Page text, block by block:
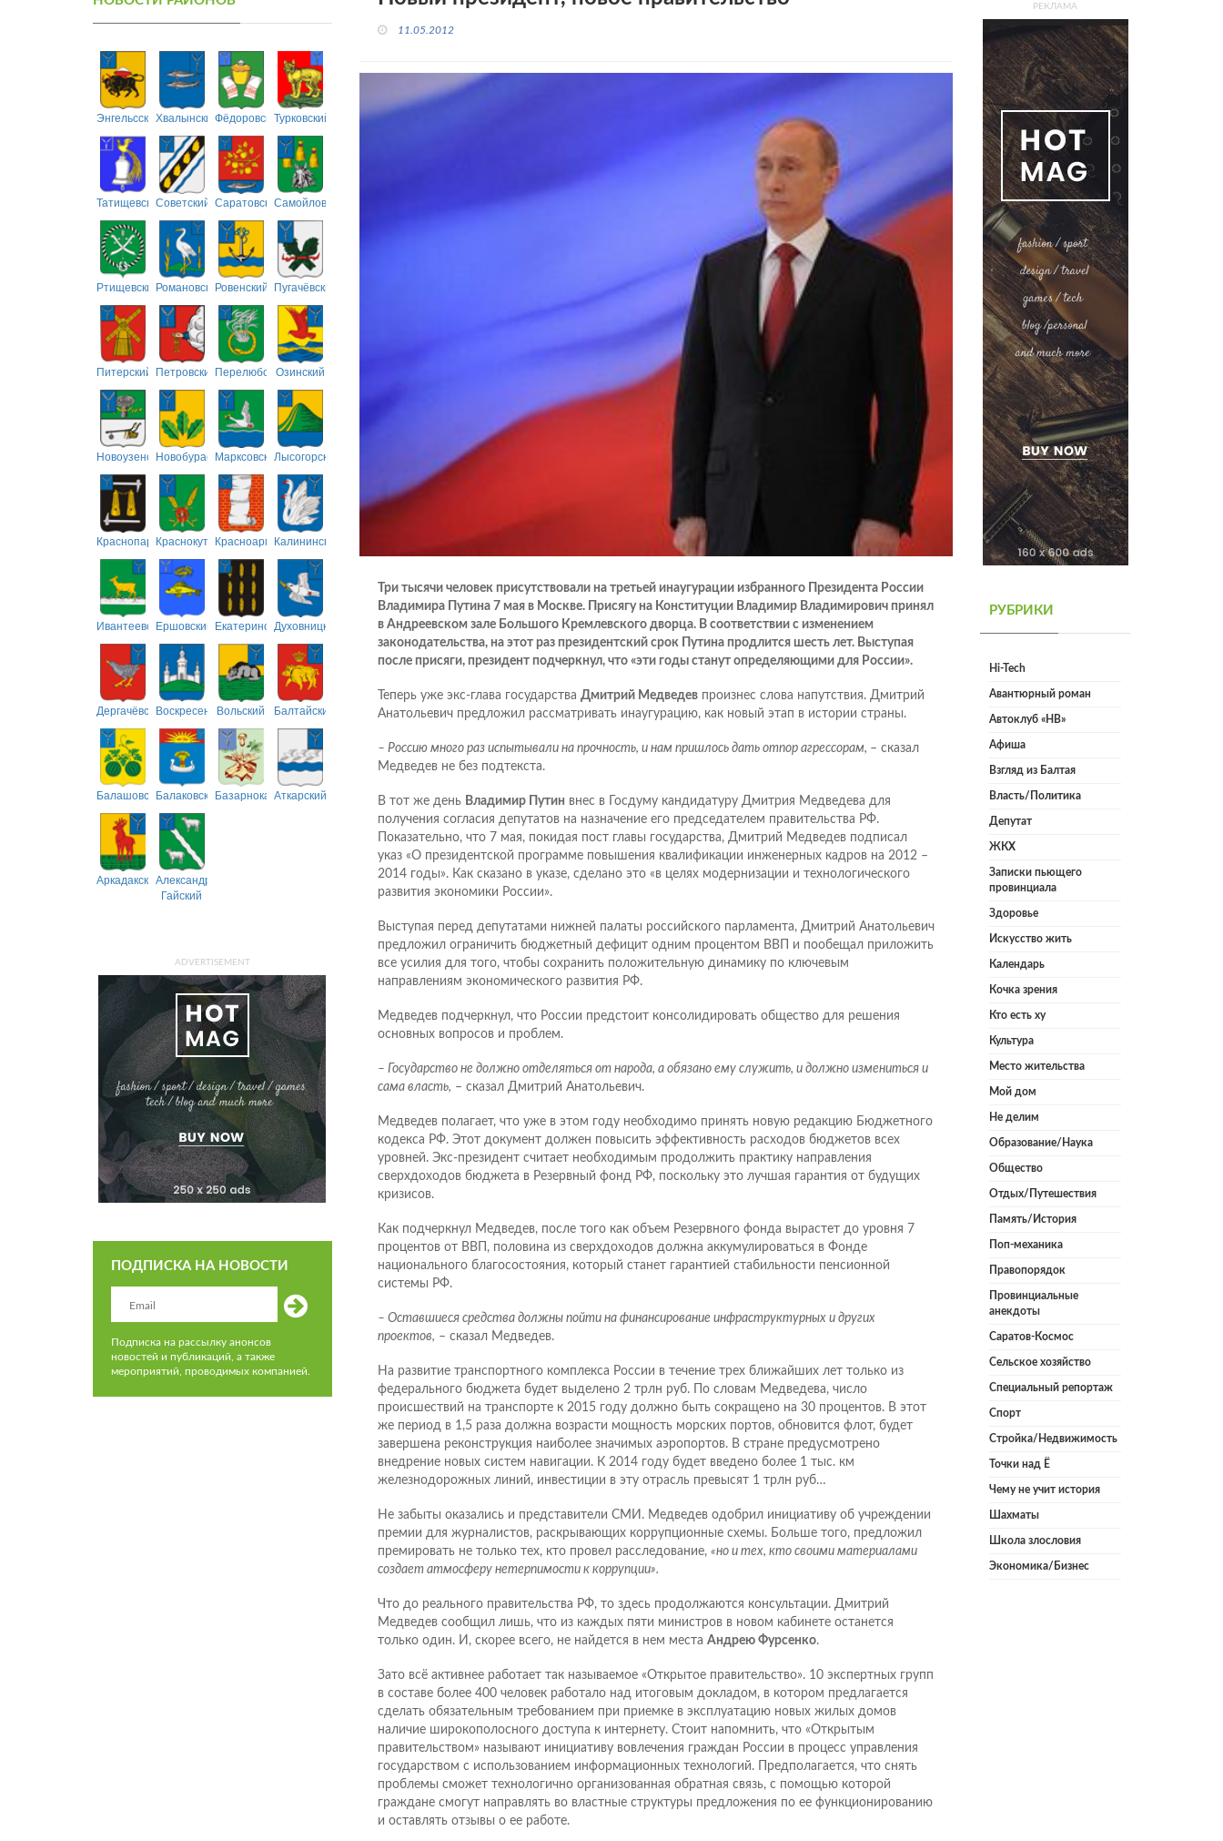
ЭнгельсскийХвалынскийФёдоровскийТурковский
ТатищевскийСоветский СаратовскийСамойловский
РтищевскийРомановскийРовенский Пугачёвский
Питерский ПетровскийПерелюбскийОзинский
НовоузенскийНовобурасскийМарксовскийЛысогорский
Краснопартизанский
КраснокутскийКрасноармейский
Калининский
ИвантеевскийЕршовский ЕкатериновскийДуховницкий
ДергачёвскийВоскресенскийВольский Балтайский
БалашовскийБалаковскийБазарнокарабулакский
Аткарский
АркадакскийАлександрово-
Гайский
ADVERTISEMENT
ПОДПИСКА НА НОВОСТИ
Подписка на рассылку анонсов
новостей и публикаций, а также
мероприятий, проводимых компанией.
11.05.2012
Три тысячи человек присутствовали на третьей инаугурации избранного Президента России
Владимира Путина 7 мая в Москве. Присягу на Конституции Владимир Владимирович принял
в Андреевском зале Большого Кремлевского дворца. В соответствии с изменением
законодательства, на этот раз президентский срок Путина продлится шесть лет. Выступая
после присяги, президент подчеркнул, что «эти годы станут определяющими для России».
Теперь уже экс-глава государства Дмитрий Медведевпроизнес слова напутствия. Дмитрий
Анатольевич предложил рассматривать инаугурацию, как новый этап в истории страны.
– Россию много раз испытывали на прочность, и нам пришлось дать отпор агрессорам, – сказал
Медведев не без подтекста.
В тот же день Владимир Путин внес в Госдуму кандидатуру Дмитрия Медведева для
получения согласия депутатов на назначение его председателем правительства РФ.
Показательно, что 7 мая, покидая пост главы государства, Дмитрий Медведев подписал
указ «О президентской программе повышения квалификации инженерных кадров на 2012 –
2014 годы». Как сказано в указе, сделано это «в целях модернизации и технологического
развития экономики России».
Выступая перед депутатами нижней палаты российского парламента, Дмитрий Анатольевич
предложил ограничить бюджетный дефицит одним процентом ВВП и пообещал приложить
все усилия для того, чтобы сохранить положительную динамику по ключевым
направлениям экономического развития РФ.
Медведев подчеркнул, что России предстоит консолидировать общество для решения
основных вопросов и проблем.
– Государство не должно отделяться от народа, а обязано ему служить, и должно измениться и
сама власть, – сказал Дмитрий Анатольевич.
Медведев полагает, что уже в этом году необходимо принять новую редакцию Бюджетного
кодекса РФ. Этот документ должен повысить эффективность расходов бюджетов всех
уровней. Экс-президент считает необходимым продолжить практику направления
сверхдоходов бюджета в Резервный фонд РФ, поскольку это лучшая гарантия от будущих
кризисов.
Как подчеркнул Медведев, после того как объем Резервного фонда вырастет до уровня 7
процентов от ВВП, половина из сверхдоходов должна аккумулироваться в Фонде
национального благосостояния, который станет гарантией стабильности пенсионной
системы РФ.
– Оставшиеся средства должны пойти на финансирование инфраструктурных и других
проектов, – сказал Медведев.
На развитие транспортного комплекса России в течение трех ближайших лет только из
федерального бюджета будет выделено 2 трлн руб. По словам Медведева, число
происшествий на транспорте к 2015 году должно быть сокращено на 30 процентов. В этот
же период в 1,5 раза должна возрасти мощность морских портов, обновится флот, будет
завершена реконструкция наиболее значимых аэропортов. В стране предусмотрено
внедрение новых систем навигации. К 2014 году будет введено более 1 тыс. км
железнодорожных линий, инвестиции в эту отрасль превысят 1 трлн руб…
Не забыты оказались и представители СМИ. Медведев одобрил инициативу об учреждении
премии для журналистов, раскрывающих коррупционные схемы. Больше того, предложил
премировать не только тех, кто провел расследование, «но и тех, кто своими материалами
создает атмосферу нетерпимости к коррупции».
Что до реального правительства РФ, то здесь продолжаются консультации. Дмитрий
Медведев сообщил лишь, что из каждых пяти министров в новом кабинете останется
только один. И, скорее всего, не найдется в нем места Андрею Фурсенко.
Зато всё активнее работает так называемое «Открытое правительство». 10 экспертных групп
в составе более 400 человек работало над итоговым докладом, в котором предлагается
сделать обязательным требованием при приемке в эксплуатацию новых жилых домов
наличие широкополосного доступа к интернету. Стоит напомнить, что «Открытым
правительством» называют инициативу вовлечения граждан России в процесс управления
государством с использованием информационных технологий. Предполагается, что снять
проблемы сможет технологично организованная обратная связь, с помощью которой
граждане смогут направлять во властные структуры предложения по ее функционированию
и оставлять отзывы о ее работе.
РЕКЛАМА
РУБРИКИ
Hi-Tech
Авантюрный роман
Автоклуб «НВ»
Афиша
Взгляд из Балтая
Власть/Политика
Депутат
ЖКХ
Записки пьющего
провинциала
Здоровье
Искусство жить
Календарь
Кочка зрения
Кто есть ху
Культура
Место жительства
Мой дом
Не делим
Образование/Наука
Общество
Отдых/Путешествия
Память/История
Поп-механика
Правопорядок
Провинциальные
анекдоты
Саратов-Космос
Сельское хозяйство
Специальный репортаж
Спорт
Стройка/Недвижимость
Точки над Ё
Чему не учит история
Шахматы
Школа злословия
Экономика/Бизнес